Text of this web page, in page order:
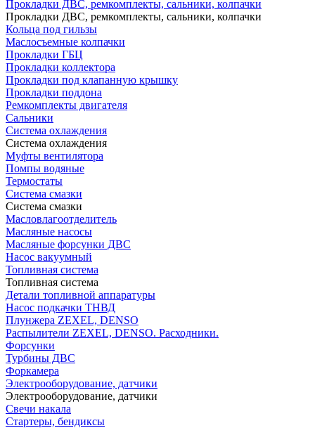
Прокладки ДВС, ремкомплекты, сальники, колпачки
Прокладки ДВС, ремкомплекты, сальники, колпачки
Кольца под гильзы
Маслосъемные колпачки
Прокладки ГБЦ
Прокладки коллектора
Прокладки под клапанную крышку
Прокладки поддона
Ремкомплекты двигателя
Сальники
Система охлаждения
Система охлаждения
Муфты вентилятора
Помпы водяные
Термостаты
Система смазки
Система смазки
Масловлагоотделитель
Масляные насосы
Масляные форсунки ДВС
Насос вакуумный
Топливная система
Топливная система
Детали топливной аппаратуры
Насос подкачки ТНВД
Плунжера ZEXEL, DENSO
Распылители ZEXEL, DENSO. Расходники.
Форсунки
Турбины ДВС
Форкамера
Электрооборудование, датчики
Электрооборудование, датчики
Свечи накала
Стартеры, бендиксы